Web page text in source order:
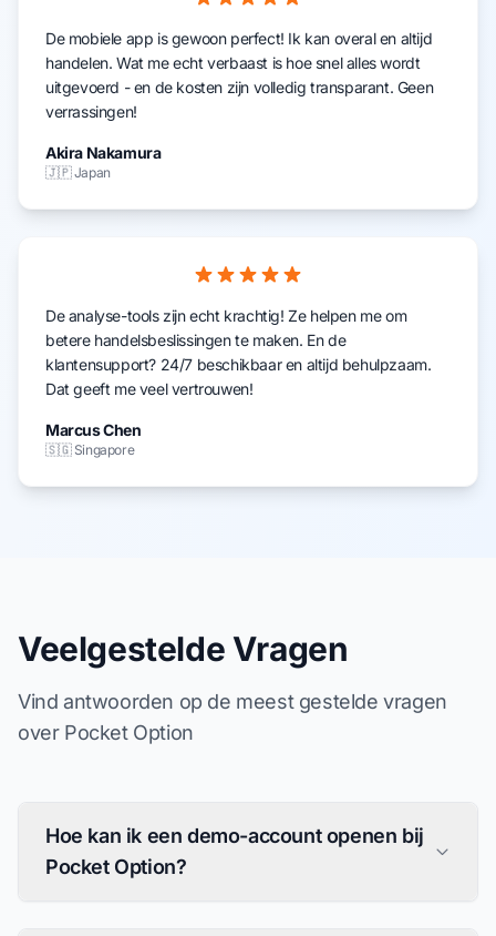
De mobiele app is gewoon perfect! Ik kan overal en altijd
handelen. Wat me echt verbaast is hoe snel alles wordt
uitgevoerd - en de kosten zijn volledig transparant. Geen
verrassingen!
Akira Nakamura
🇯🇵 Japan
De analyse-tools zijn echt krachtig! Ze helpen me om
betere handelsbeslissingen te maken. En de
klantensupport? 24/7 beschikbaar en altijd behulpzaam.
Dat geeft me veel vertrouwen!
Marcus Chen
🇸🇬 Singapore
Veelgestelde Vragen
Vind antwoorden op de meest gestelde vragen
over Pocket Option
Hoe kan ik een demo-account openen bij
Pocket Option?